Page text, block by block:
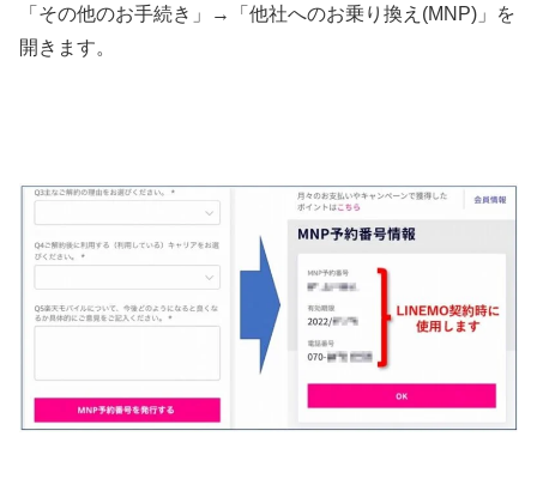
「その他のお手続き」→「他社へのお乗り換え(MNP)」を
開きます。